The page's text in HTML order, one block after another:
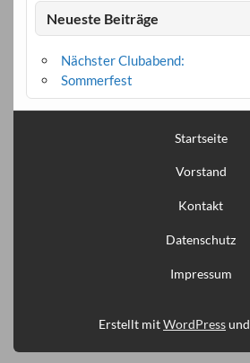
Neueste Beiträge
Nächster Clubabend:
Sommerfest
Startseite
Vorstand
Kontakt
Datenschutz
Impressum
Erstellt mitWordPressund